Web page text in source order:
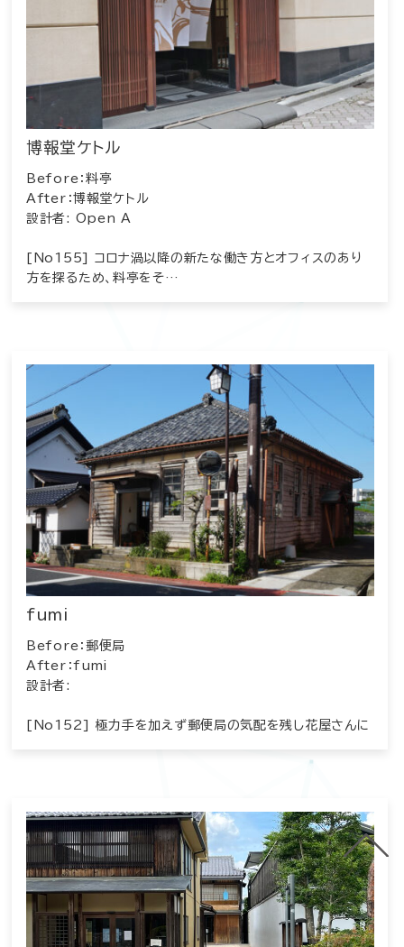
博報堂ケトル
Before：料亭
After：博報堂ケトル
設計者: Open A
[No155] コロナ渦以降の新たな働き方とオフィスのあり
方を探るため、料亭をそ…
fumi
Before：郵便局
After：fumi
設計者:
[No152] 極力手を加えず郵便局の気配を残し花屋さんに